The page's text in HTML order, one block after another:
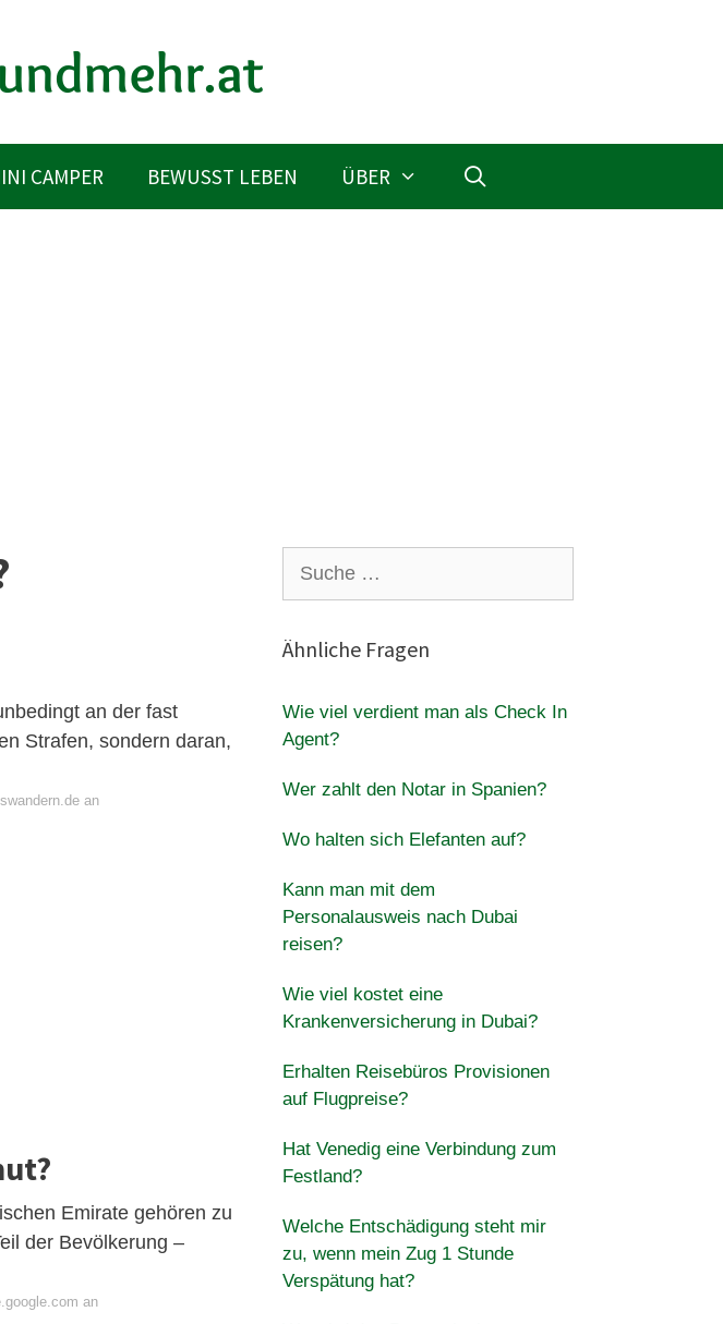
CAMPER BEWUSST LEBEN ÜBER
an der fast
Strafen, sondern daran,
an
Emirate gehören zu
der Bevölkerung –
an
nach:
Ähnliche Fragen
Wie viel verdient man als Check In
Agent?
Wer zahlt den Notar in Spanien?
Wo halten sich Elefanten auf?
Kann man mit dem
Personalausweis nach Dubai
reisen?
Wie viel kostet eine
Krankenversicherung in Dubai?
Erhalten Reisebüros Provisionen
auf Flugpreise?
Hat Venedig eine Verbindung zum
Festland?
Welche Entschädigung steht mir
zu, wenn mein Zug 1 Stunde
Verspätung hat?